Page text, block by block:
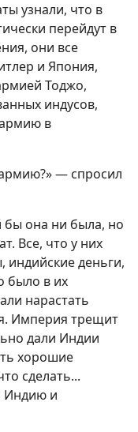
узнали, что в
перейдут в
они все
и Япония,
Тоджо,
индусов,
в
— спросил
она ни была, но
Все, что у них
индийские деньги,
было в их
нарастать
Империя трещит
дали Индии
хорошие
сделать...
Индию и